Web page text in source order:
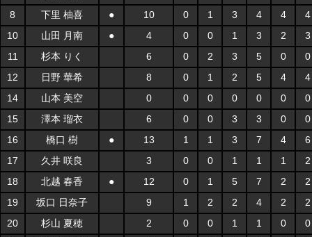
8
下里 柚喜 ● 10 0 1 3 4 4
4
10
山田 月南 ● 4 0 0 1 3 2
3
11
杉本 りく 6 0 2 3 5 0
0
12
日野 華希 8 0 1 2 5 4
4
14
山本 美空 0 0 0 0 0 0
0
15
澤本 瑠衣 6 0 0 3 3 0
0
16
橋口 樹 ● 13 1 1 3 7 4
6
17
久井 咲良 3 0 0 1 1 1
2
18
北越 春香 ● 12 0 1 5 7 2
2
19
坂口 日奈子 9 1 2 2 4 2
2
20
杉山 夏穂 2 0 0 1 1 0
0